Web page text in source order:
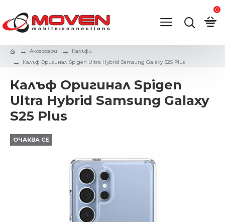
0
Аксесоари
Калъфи
Калъф Оригинал Spigen Ultra Hybrid Samsung Galaxy S25 Plus
Калъф Оригинал Spigen
Ultra Hybrid Samsung Galaxy
S25 Plus
ОЧАКВА СЕ